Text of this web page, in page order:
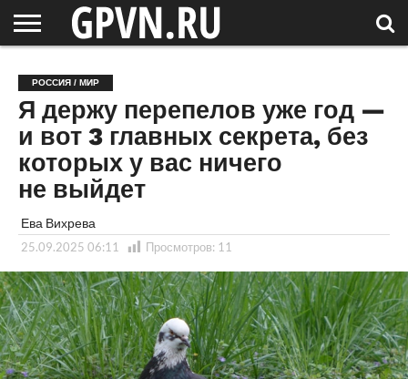
ОБЛАСТЬ
НОВОСТИ
СОСЕДЕЙ
РОССИЯ
/ МИР
СПЕЦПРОЕКТЫ
БЛОГ
СТАТЬИ
ФОТОРЕПОРТАЖИ
ИНТЕРВЬЮ
ОБЪЕКТЫ
ПОДБОРКИ
РОССИЯ / МИР
Я держу перепелов уже год —
и вот 3 главных секрета, без
которых у вас ничего
не выйдет
Ева Вихрева
25.09.2025 06:11 Просмотров: 11